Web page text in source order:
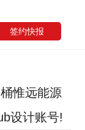
签约快报
惟远能源
设计账号!